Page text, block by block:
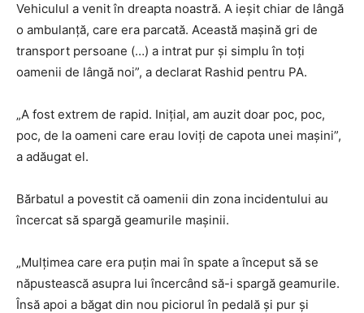
Vehiculul a venit în dreapta noastră. A ieșit chiar de lângă
o ambulanță, care era parcată. Această mașină gri de
transport persoane (…) a intrat pur și simplu în toți
oamenii de lângă noi”, a declarat Rashid pentru PA.
„A fost extrem de rapid. Inițial, am auzit doar poc, poc,
poc, de la oameni care erau loviți de capota unei mașini”,
a adăugat el.
Bărbatul a povestit că oamenii din zona incidentului au
încercat să spargă geamurile mașinii.
„Mulțimea care era puțin mai în spate a început să se
năpustească asupra lui încercând să-i spargă geamurile.
Însă apoi a băgat din nou piciorul în pedală și pur și